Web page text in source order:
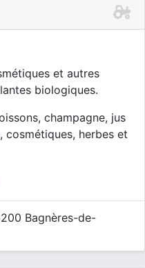
et autres
biologiques.
champagne, jus
herbes et
Bagnères-de-